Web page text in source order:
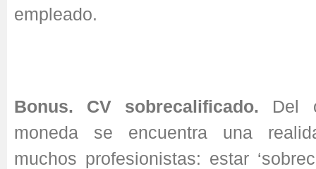
empleado.
Bonus. CV sobrecalificado. Del
moneda se encuentra una
muchos profesionistas: estar